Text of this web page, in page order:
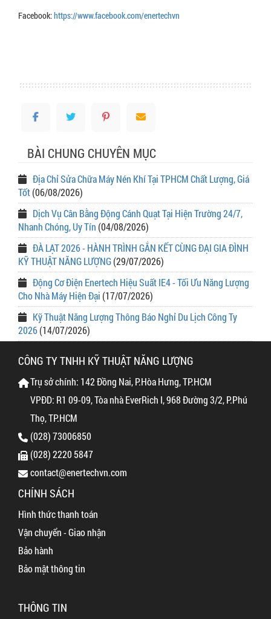
Facebook:https://www.facebook.com/enertechvn
BÀI CHUNG CHUYÊN MỤC
Địa Chỉ Sửa Chữa Máy Nén Khí Tại TPHCM Chất Lượng, Giá
Tốt(06/08/2026)
Dịch Vụ Cân Bằng Động Cánh Quạt Tại Hiện Trường 24/7,
Nhanh Chóng, Uy Tín (04/08/2026)
ĐÀ LẠT 2026 - HÀNH TRÌNH GẮN KẾT CÙNG ĐẠI GIA ĐÌNH
KỸ THUẬT NĂNG LƯỢNG(29/07/2026)
Động Cơ Điện Enertech Hiệu Suất IE4 - Tối Ưu Năng Lượng
Cho Nhà Máy Hiện Đại (17/07/2026)
Kỹ Thuật Năng Lượng Thông Báo Nghỉ Du Lịch Công Ty
2026(14/07/2026)
CÔNG TY TNHH KỸ THUẬT NĂNG LƯỢNG
Trụ sở chính: 142 Đồng Nai, P.Hòa Hưng, TP.HCM
VPĐD: R1 09-09, Tòa nhà EverRich I, 968 Đường 3/2, P.Phú
Thọ, TP.HCM
(028) 73006850
(028) 2220 5847
contact@enertechvn.com
CHÍNH SÁCH
Hình thức thanh toán
Vận chuyển - Giao nhận
Bảo hành
Bảo mật thông tin
THÔNG TIN